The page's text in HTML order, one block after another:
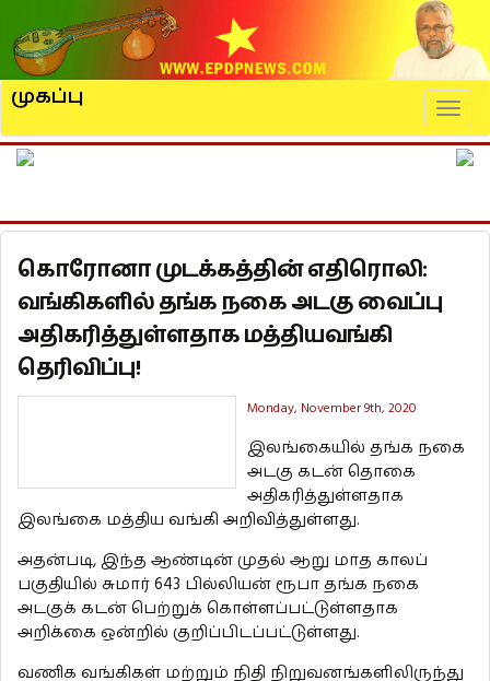
முகப்பு
கொரோனா முடக்கத்தின் எதிரொலி:
வங்கிகளில் தங்க நகை அடகு வைப்பு
அதிகரித்துள்ளதாக மத்தியவங்கி
தெரிவிப்பு!
Monday, November 9th, 2020
இலங்கையில் தங்க நகை
அடகு கடன் தொகை
அதிகரித்துள்ளதாக
இலங்கை மத்திய வங்கி அறிவித்துள்ளது.
அதன்படி, இந்த ஆண்டின் முதல் ஆறு மாத காலப்
பகுதியில் சுமார் 643 பில்லியன் ரூபா தங்க நகை
அடகுக் கடன் பெற்றுக் கொள்ளப்பட்டுள்ளதாக
அறிக்கை ஒன்றில் குறிப்பிடப்பட்டுள்ளது.
வணிக வங்கிகள் மற்றும் நிதி நிறுவனங்களிலிருந்து